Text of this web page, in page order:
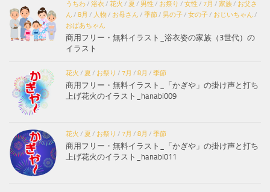
うちわ/ 浴衣/ 花火 / 夏 / 男性 / お祭り / 女性 / 7月 / 家族/ お父さ
ん / 8月 / 人物/ お母さん / 季節/ 男の子/ 女の子/ おじいちゃん /
おばあちゃん
商用フリー・無料イラスト_浴衣姿の家族（3世代）の
イラスト
花火 / 夏 / お祭り / 7月 / 8月 / 季節
商用フリー・無料イラスト_「かぎや」の掛け声と打ち
上げ花火のイラスト_hanabi009
花火 / 夏 / お祭り / 7月 / 8月 / 季節
商用フリー・無料イラスト_「かぎや」の掛け声と打ち
上げ花火のイラスト_hanabi011